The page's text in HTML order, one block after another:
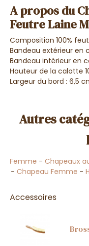
A propos du
Feutre Laine
Composition 100%
Bandeau extérieur en
Bandeau intérieur en
Hauteur de la calotte
Largeur du bord : 6,5
Autres
Femme - Chapeaux
- Chapeau Femme -
Accessoires